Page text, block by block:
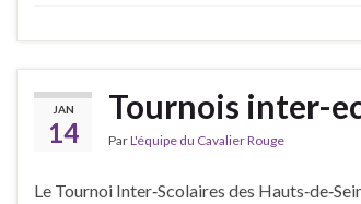
JAN
14
Tournois inter-
ParL'équipe du Cavalier Rouge
Le Tournoi Inter‑Scolaires des